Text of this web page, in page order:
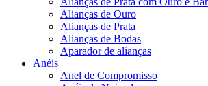
Alianças de Ouro
Alianças de Prata
Alianças de Bodas
Aparador de alianças
Anéis
Anel de Compromisso